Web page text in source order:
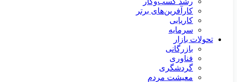
کارآفرین‌های برتر
کاریابی
سرمایه
تحولات بازار
بازرگانی
فناوری
گردشگری
معیشت مردم